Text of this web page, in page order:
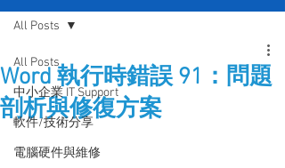
All Posts
中小企業 IT Support
軟件/技術分享
電腦硬件與維修
All Posts
Word 執行時錯誤 91：問題
剖析與修復方案